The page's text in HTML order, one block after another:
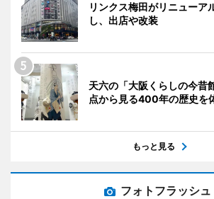
リンクス梅田がリニュー
し、出店や改装
天六の「大阪くらしの今
点から見る400年の歴史を
もっと見る
フォトフラッシュ